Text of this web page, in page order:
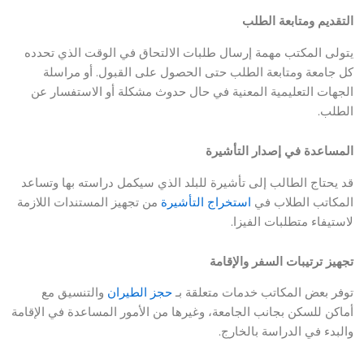
التقديم ومتابعة الطلب
يتولى المكتب مهمة إرسال طلبات الالتحاق في الوقت الذي تحدده
كل جامعة ومتابعة الطلب حتى الحصول على القبول. أو مراسلة
الجهات التعليمية المعنية في حال حدوث مشكلة أو الاستفسار عن
الطلب.
المساعدة في إصدار التأشيرة
قد يحتاج الطالب إلى تأشيرة للبلد الذي سيكمل دراسته بها وتساعد
المكاتب الطلاب في استخراج التأشيرة من تجهيز المستندات اللازمة
لاستيفاء متطلبات الفيزا.
تجهيز ترتيبات السفر والإقامة
توفر بعض المكاتب خدمات متعلقة بـحجز الطيران والتنسيق مع
أماكن للسكن بجانب الجامعة، وغيرها من الأمور المساعدة في الإقامة
والبدء في الدراسة بالخارج.